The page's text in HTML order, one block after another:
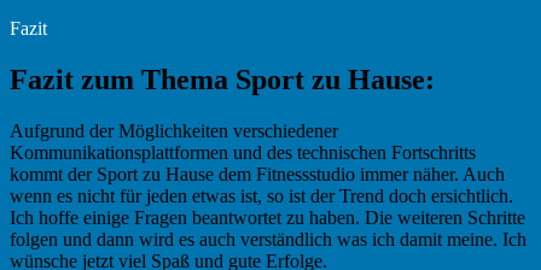
Fazit
Fazit zum Thema Sport zu Hause:
Aufgrund der Möglichkeiten verschiedener
Kommunikationsplattformen und des technischen Fortschritts
kommt der Sport zu Hause dem Fitnessstudio immer näher. Auch
wenn es nicht für jeden etwas ist, so ist der Trend doch ersichtlich.
Ich hoffe einige Fragen beantwortet zu haben. Die weiteren Schritte
folgen und dann wird es auch verständlich was ich damit meine. Ich
wünsche jetzt viel Spaß und gute Erfolge.